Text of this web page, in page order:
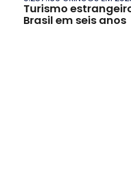
Turismo
Brasil em seis anos